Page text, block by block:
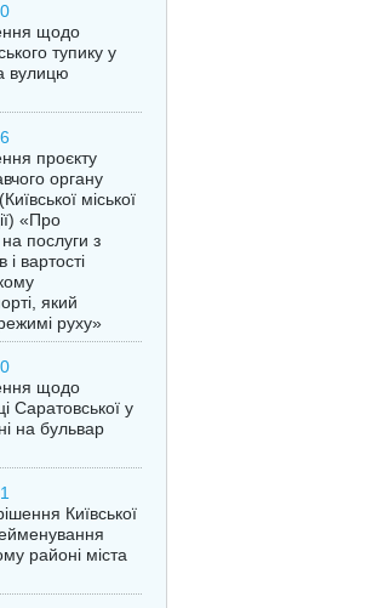
щодо
тупику у
вулицю
проєкту
органу
міської
«Про
послуги з
вартості
який
руху»
щодо
Саратовської у
на бульвар
Київської
районі міста